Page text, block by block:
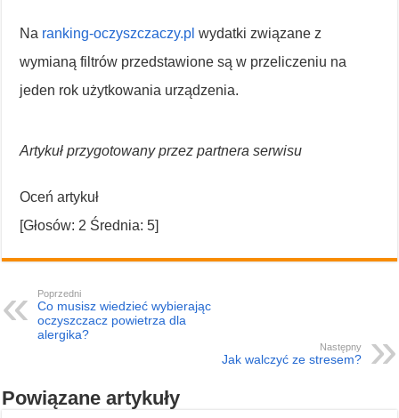
Na ranking-oczyszczaczy.pl wydatki związane z
wymianą filtrów przedstawione są w przeliczeniu na
jeden rok użytkowania urządzenia.
Artykuł przygotowany przez partnera serwisu
Oceń artykuł
[Głosów:2 Średnia:5]
Poprzedni
Co musisz wiedzieć wybierając
oczyszczacz powietrza dla
alergika?
Następny
Jak walczyć ze stresem?
Powiązane artykuły